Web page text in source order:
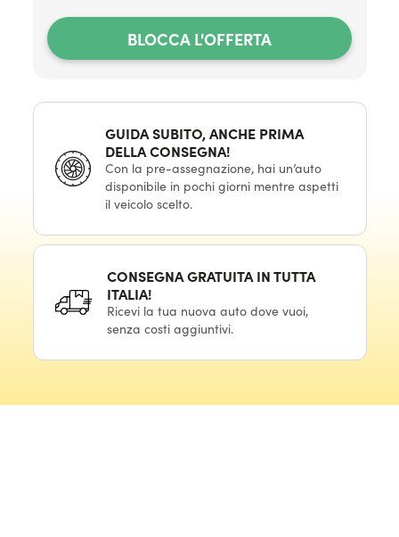
BLOCCA L'OFFERTA
GUIDA SUBITO, ANCHE PRIMA
DELLA CONSEGNA!
Con la pre-assegnazione, hai un’auto
disponibile in pochi giorni mentre aspetti
il veicolo scelto.
CONSEGNA GRATUITA IN TUTTA
ITALIA!
Ricevi la tua nuova auto dove vuoi,
senza costi aggiuntivi.